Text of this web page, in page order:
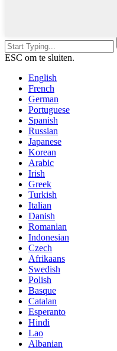
ESC om te sluiten.
English
French
German
Portuguese
Spanish
Russian
Japanese
Korean
Arabic
Irish
Greek
Turkish
Italian
Danish
Romanian
Indonesian
Czech
Afrikaans
Swedish
Polish
Basque
Catalan
Esperanto
Hindi
Lao
Albanian